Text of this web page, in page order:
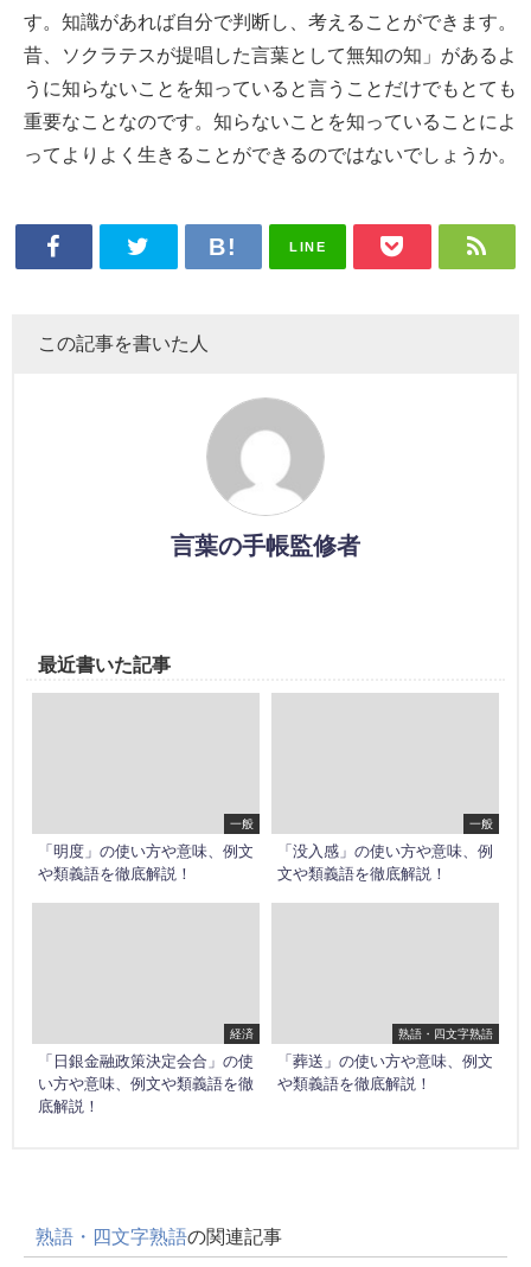
す。知識があれば自分で判断し、考えることができます。
昔、ソクラテスが提唱した言葉として無知の知」があるよ
うに知らないことを知っていると言うことだけでもとても
重要なことなのです。知らないことを知っていることによ
ってよりよく生きることができるのではないでしょうか。
LINE
この記事を書いた人
言葉の手帳監修者
最近書いた記事
一般
「明度」の使い方や意味、例文
や類義語を徹底解説！
一般
「没入感」の使い方や意味、例
文や類義語を徹底解説！
経済
「日銀金融政策決定会合」の使
い方や意味、例文や類義語を徹
底解説！
熟語・四文字熟語
「葬送」の使い方や意味、例文
や類義語を徹底解説！
熟語・四文字熟語の関連記事